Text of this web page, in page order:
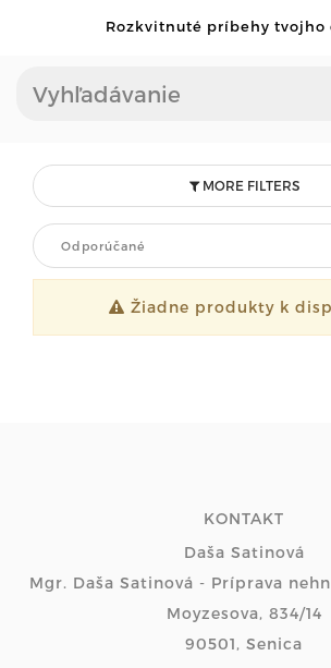
Rozkvitnuté príbehy tvojho
MORE FILTERS
Odporúčané
Žiadne produkty k
KONTAKT
Daša Satinová
Mgr. Daša Satinová - Príprava
Moyzesova, 834/14
90501, Senica